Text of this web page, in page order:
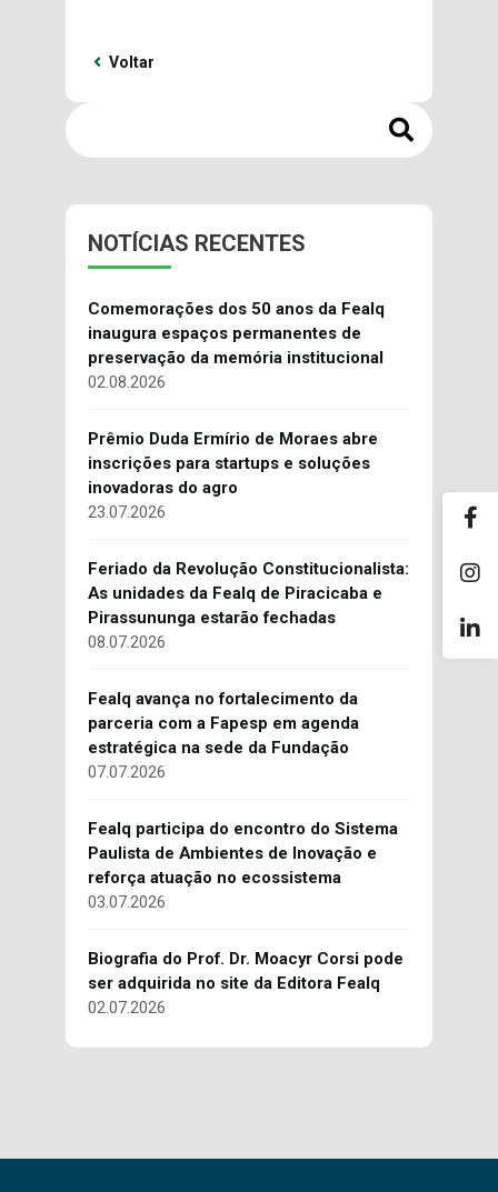
Voltar
NOTÍCIAS RECENTES
Comemorações dos 50 anos da Fealq
inaugura espaços permanentes de
preservação da memória institucional
02.08.2026
Prêmio Duda Ermírio de Moraes abre
inscrições para startups e soluções
inovadoras do agro
23.07.2026
Feriado da Revolução Constitucionalista:
As unidades da Fealq de Piracicaba e
Pirassununga estarão fechadas
08.07.2026
Fealq avança no fortalecimento da
parceria com a Fapesp em agenda
estratégica na sede da Fundação
07.07.2026
Fealq participa do encontro do Sistema
Paulista de Ambientes de Inovação e
reforça atuação no ecossistema
03.07.2026
Biografia do Prof. Dr. Moacyr Corsi pode
ser adquirida no site da Editora Fealq
02.07.2026